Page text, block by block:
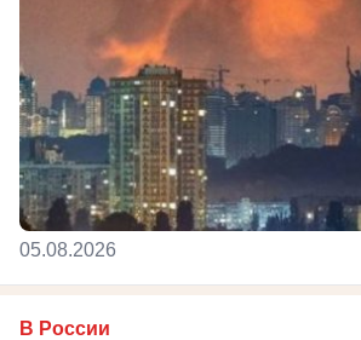
05.08.2026
В России